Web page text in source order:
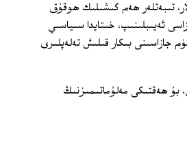
تىبەتلەر ھەم كىشىلىك ھوقۇق
ئەيىبلىنىپ، خىتايدا سىياسىي
جازاسىنى بىكار قىلىش تەلەپلىرى
بۇ ھەقتىكى مەلۇماتىمىزنىڭ